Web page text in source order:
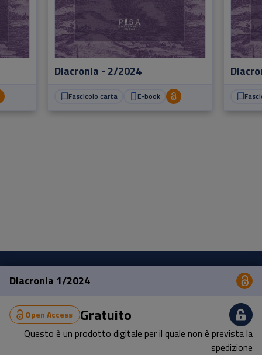
Diacronia - 2/2024
Fascicolo carta E-book
Diacronia 1/2024
Gratuito
Open Access
Questo è un prodotto digitale per il quale non è prevista la
spedizione
Pisa University Press
Lungarno Pacinotti 43/44 56126 Pisa
tel.+39 050 2212056